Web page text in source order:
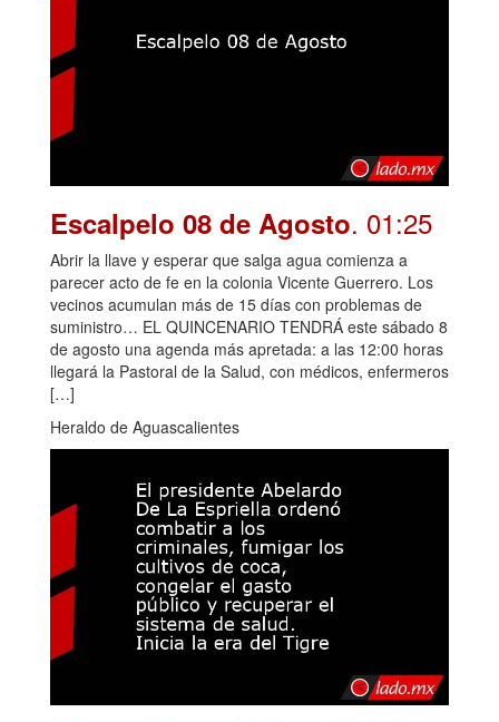
Escalpelo 08 de Agosto. 01:25
Abrir la llave y esperar que salga agua comienza a
parecer acto de fe en la colonia Vicente Guerrero. Los
vecinos acumulan más de 15 días con problemas de
suministro… EL QUINCENARIO TENDRÁ este sábado 8
de agosto una agenda más apretada: a las 12:00 horas
llegará la Pastoral de la Salud, con médicos, enfermeros
[…]
Heraldo de Aguascalientes